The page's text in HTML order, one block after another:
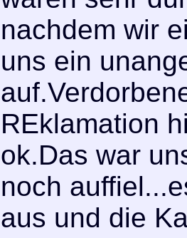
nachdem wir
uns ein
REklamation
ok.Das war
noch
aus und die